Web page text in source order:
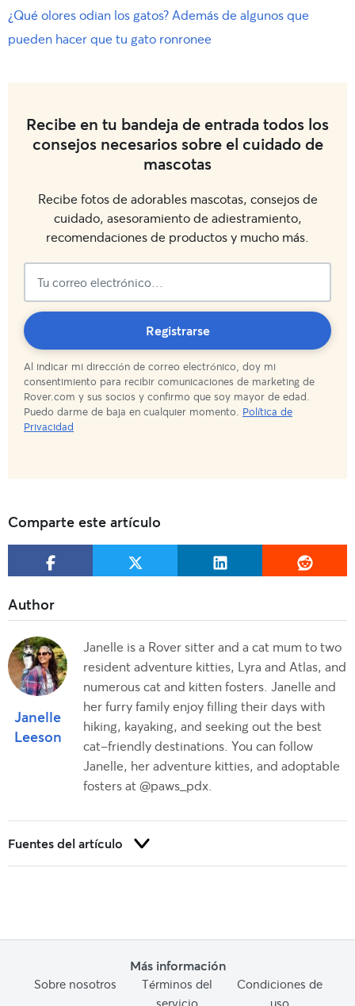
¿Qué olores odian los gatos? Además de algunos que
pueden hacer que tu gato ronronee
Recibe en tu bandeja de entrada todos los
consejos necesarios sobre el cuidado de
mascotas
Recibe fotos de adorables mascotas, consejos de
cuidado, asesoramiento de adiestramiento,
recomendaciones de productos y mucho más.
Al indicar mi dirección de correo electrónico, doy mi
consentimiento para recibir comunicaciones de marketing de
Rover.com y sus socios y confirmo que soy mayor de edad.
Puedo darme de baja en cualquier momento. Política de
Privacidad
Registrarse
¡Suscripción
completada!
Comparte este artículo
Janelle
Leeson
Janelle is a Rover sitter and a cat mum to two
resident adventure kitties, Lyra and Atlas, and
numerous cat and kitten fosters. Janelle and
her furry family enjoy filling their days with
hiking, kayaking, and seeking out the best
cat-friendly destinations. You can follow
Janelle, her adventure kitties, and adoptable
fosters at @paws_pdx.
Fuentes del artículo
PMID: 28491352; PMCID: PMC5362888.
Deforest, M. E., & Basrur, P. K. (1979, November).Malformations
and the Manx Syndrome In Cats. The Canadian veterinary journal =
Más información
Sobre nosotros
Términos del
servicio
Condiciones de
uso